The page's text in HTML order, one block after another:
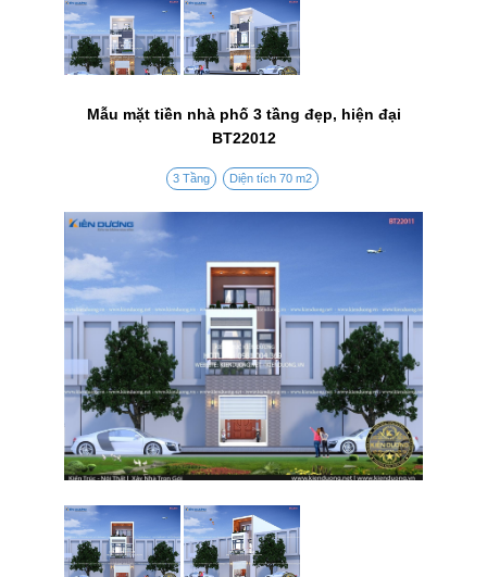
Mẫu mặt tiền nhà phố 3 tầng đẹp, hiện đại
BT22012
3 Tầng Diện tích 70 m2